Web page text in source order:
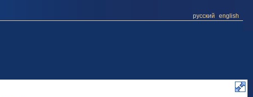
русский english